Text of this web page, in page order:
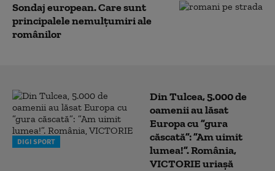
Sondaj european. Care sunt
principalele nemulțumiri ale
românilor
DIGI SPORT
Din Tulcea, 5.000 de
oamenii au lăsat
Europa cu ”gura
căscată”: ”Am uimit
lumea!”. România,
VICTORIE uriașă